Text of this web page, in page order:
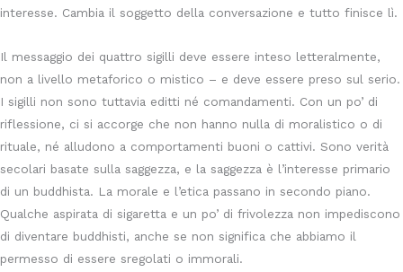
interesse. Cambia il soggetto della conversazione e tutto finisce lì.
Il messaggio dei quattro sigilli deve essere inteso letteralmente,
non a livello metaforico o mistico – e deve essere preso sul serio.
I sigilli non sono tuttavia editti né comandamenti. Con un po’ di
riflessione, ci si accorge che non hanno nulla di moralistico o di
rituale, né alludono a comportamenti buoni o cattivi. Sono verità
secolari basate sulla saggezza, e la saggezza è l’interesse primario
di un buddhista. La morale e l’etica passano in secondo piano.
Qualche aspirata di sigaretta e un po’ di frivolezza non impediscono
di diventare buddhisti, anche se non significa che abbiamo il
permesso di essere sregolati o immorali.